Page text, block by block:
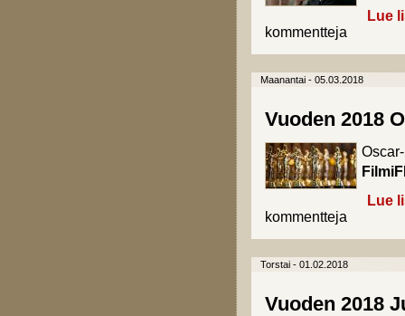
Lue
kommentteja
Maanantai - 05.03.2018
Vuoden 2018
Lue
kommentteja
Torstai - 01.02.2018
Vuoden 2018